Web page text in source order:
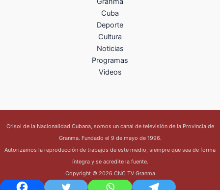
Cuba
Deporte
Cultura
Noticias
Programas
Videos
Crisol de la Nacionalidad Cubana, somos un canal de televisión de la Provincia de
Granma. Fundado el 9 de mayo de 1996.
Autorizamos la reproducción de trabajos de este medio, siempre que sea de forma
íntegra y se acredite la fuente.
Copyright © 2026 CNC TV Granma